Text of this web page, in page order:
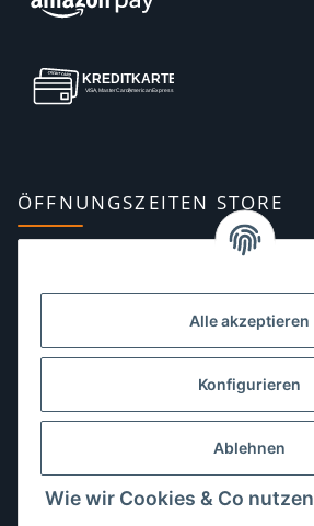
Alle akzeptieren
Konfigurieren
Ablehnen
Wie wir Cookies & Co nutzen
ÖFFNUNGSZEITEN STORE
10:00–13:00, 14:00–18:00 Uhr
Dienstag:10:00–13:00, 14:00–16:00 Uhr
10:00–13:00 Uhr
Freitag:10:00–13:00, 14:00–18:00 Uhr
Sonntag: geschlossen